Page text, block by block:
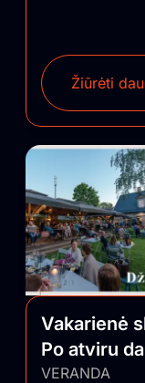
Žiūrėti
Vakarienė
Po atviru
VERANDA